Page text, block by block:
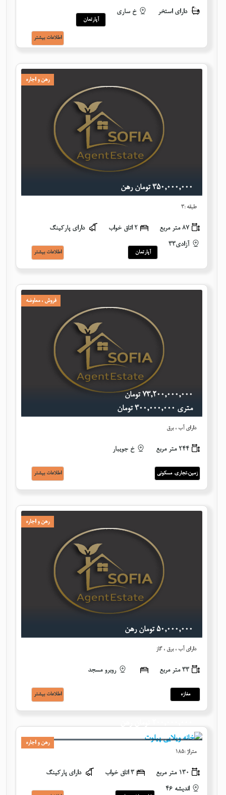
دارای استخر خ ساری
آپارتمان
اطلاعات بيشتر
رهن و اجاره
٣٥٠,٠٠٠,٠٠٠ تومان رهن
طبقه :٣
87 متر مربع ٢ اتاق خواب دارای پارکینگ
آزادی33
آپارتمان اطلاعات بيشتر
فروش ، معاوضه
٧٣,٢٠٠,٠٠٠,٠٠٠ تومان
متری ٣٠٠,٠٠٠,٠٠٠ تومان
دارای آب ، برق
244 متر مربع خ جویبار
زمین،تجاری. مسکونی اطلاعات بيشتر
رهن و اجاره
٥٠,٠٠٠,٠٠٠ تومان رهن
دارای آب ، برق ، گاز
33 متر مربع روبرو مسجد
مغازه اطلاعات بيشتر
رهن و اجاره
متراژ :185
130 متر مربع ٣ اتاق خواب دارای پارکینگ
اندیشه 46